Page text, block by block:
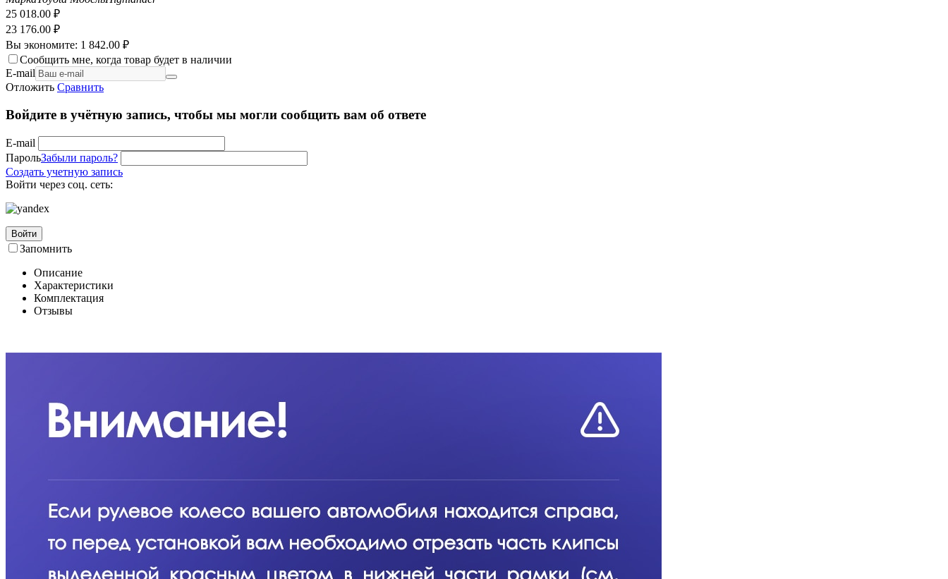
25 018.00 ₽
23 176.00 ₽
Вы экономите: 1 842.00 ₽
Сообщить мне, когда товар будет в наличии
E-mail
Отложить Сравнить
Войдите в учётную запись, чтобы мы могли сообщить вам об ответе
E-mail
ПарольЗабыли пароль?
Создать учетную запись
Войти через соц. сеть:
Войти
Запомнить
Описание
Характеристики
Комплектация
Отзывы